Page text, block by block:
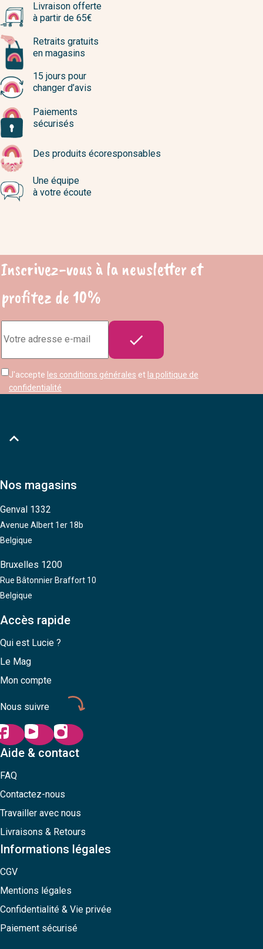
Livraison offerte
à partir de 65€
Retraits gratuits
en magasins
15 jours pour
changer d’avis
Paiements
sécurisés
Des produits écoresponsables
Une équipe
à votre écoute
Inscrivez-vous à la newsletter et
profitez de 10%
e-
mail

J'accepte les conditions générales et la politique de
confidentialité

Nos magasins
Genval 1332
Avenue Albert 1er 18b
Belgique
Bruxelles 1200
Rue Bâtonnier Braffort 10
Belgique
Accès rapide
Qui est Lucie ?
Le Mag
Mon compte
Nous suivre
Aide & contact
FAQ
Contactez-nous
Travailler avec nous
Livraisons & Retours
Informations légales
CGV
Mentions légales
Confidentialité & Vie privée
Paiement sécurisé